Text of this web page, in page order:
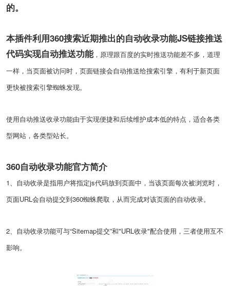
的。
本插件利用360搜索近期推出的自动收录功能JS链接推送
代码实现自动推送功能，原理跟百度的实时推送功能差不多，道理
一样，当页面被访问时，页面链接会自动推送给搜索引擎，有利于新页面
更快被搜索引擎蜘蛛发现。
使用自动推送收录功能由于实现便捷和后续维护成本低的特点，适合各类
型网站，各类型站长。
360自动收录功能官方简介
1、自动收录是指用户将指定js代码放到页面中，当该页面每次被浏览时，
页面URL会自动提交到360蜘蛛爬取，从而完成对该页面的自动收录。
2、自动收录功能可与“Sitemap提交”和"URL收录"配合使用，三者使用互不
影响。